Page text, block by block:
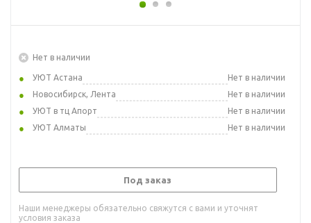
Нет в наличии
УЮТ Астана
Нет в наличии
Новосибирск, Лента
Нет в наличии
УЮТ в тц Апорт
Нет в наличии
УЮТ Алматы
Нет в наличии
Под заказ
Наши менеджеры обязательно свяжутся с вами и уточнят
условия заказа